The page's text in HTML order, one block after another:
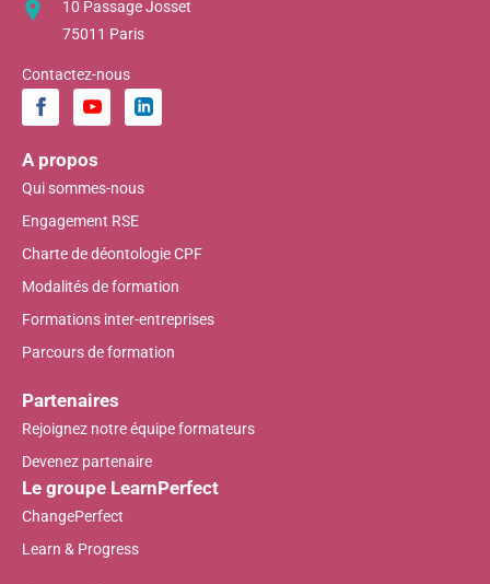
10 Passage Josset
75011 Paris
Contactez-nous
A propos
Qui sommes-nous
Engagement RSE
Charte de déontologie CPF
Modalités de formation
Formations inter-entreprises
Parcours de formation
Partenaires
Rejoignez notre équipe formateurs
Devenez partenaire
Le groupe LearnPerfect
ChangePerfect
Learn & Progress